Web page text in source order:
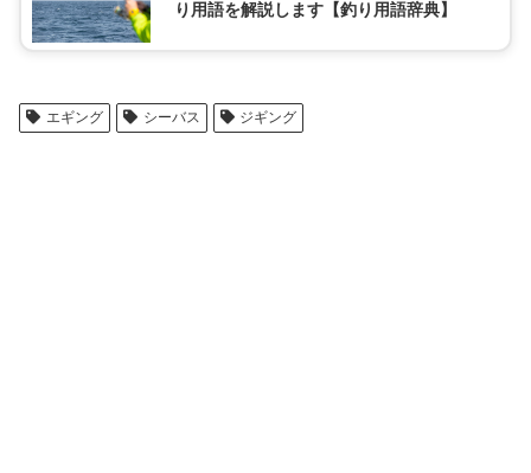
り用語を解説します【釣り用語辞典】
エギング シーバス ジギング